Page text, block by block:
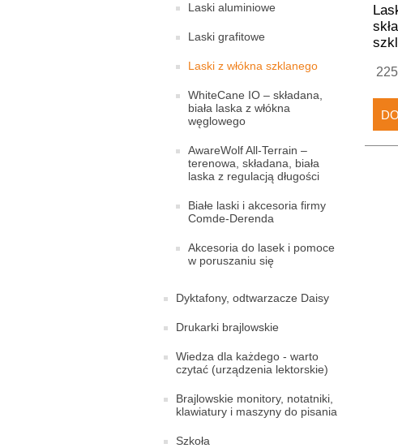
Laski aluminiowe
Laski grafitowe
Laski z włókna szklanego
WhiteCane IO – składana,
biała laska z włókna
węglowego
AwareWolf All-Terrain –
terenowa, składana, biała
laska z regulacją długości
Białe laski i akcesoria firmy
Comde-Derenda
Akcesoria do lasek i pomoce
w poruszaniu się
Dyktafony, odtwarzacze Daisy
Drukarki brajlowskie
Wiedza dla każdego - warto
czytać (urządzenia lektorskie)
Brajlowskie monitory, notatniki,
klawiatury i maszyny do pisania
Szkoła